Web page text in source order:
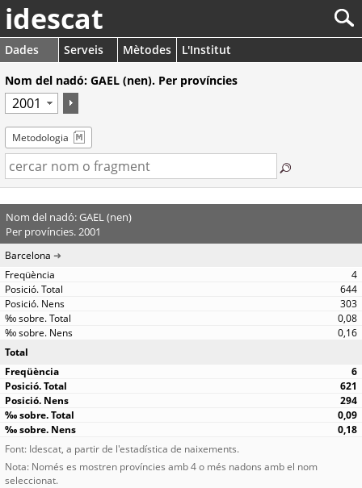
idescat
Dades Serveis Mètodes
L'Institut
Nom del nadó: GAEL (nen). Per províncies
Metodologia
Nom del nadó: GAEL (nen)
Per províncies. 2001
Barcelona
4
644
303
0,08
0,16
Total
6
621
294
0,09
0,18
Font: Idescat, a partir de l'estadística de naixements.
Nota: Només es mostren províncies amb 4 o més nadons amb el nom
seleccionat.